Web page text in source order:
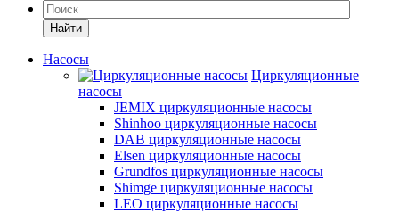
Найти
Насосы
Циркуляционные
насосы
JEMIX циркуляционные насосы
Shinhoo циркуляционные насосы
DAB циркуляционные насосы
Elsen циркуляционные насосы
Grundfos циркуляционные насосы
Shimge циркуляционные насосы
LEO циркуляционные насосы